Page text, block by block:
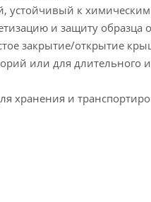
к
и защиту образца
закрытие/открытие
или для длительного
хранения и